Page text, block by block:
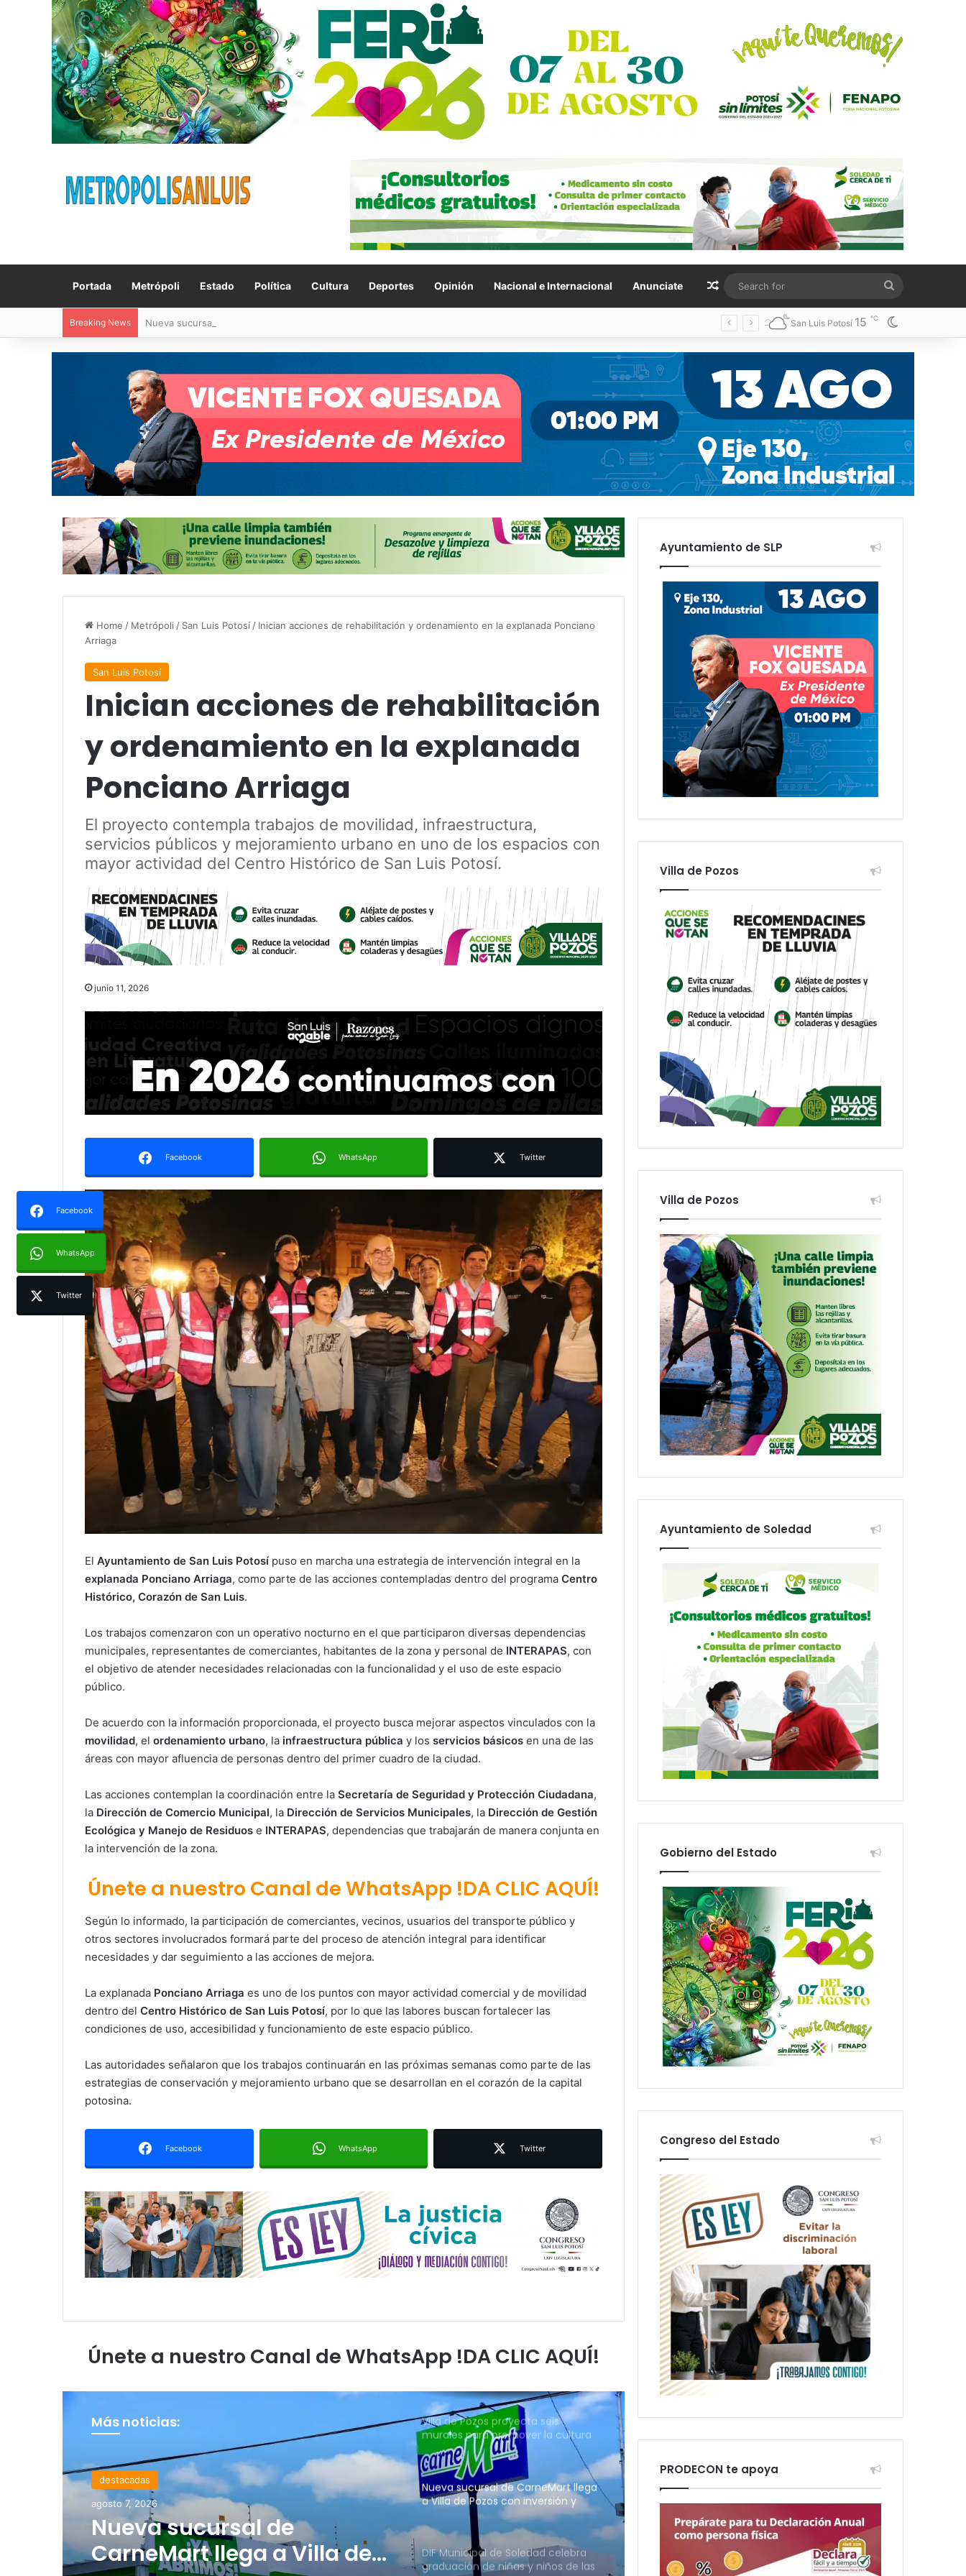
Portada Metrópoli Estado Política Cultura Deportes Opinión Nacional e Internacional Anunciate Random Article
for
Breaking News Nueva sucursal de CarneMart llega a Villa de Pozos con inversión y generación de empleos San Luis Potosí 15 ℃
Home / Metrópoli / San Luis Potosí / Inician acciones de rehabilitación y ordenamiento en la explanada Ponciano
Arriaga
San Luis Potosí
Inician acciones de rehabilitación
y ordenamiento en la explanada
Ponciano Arriaga
El proyecto contempla trabajos de movilidad, infraestructura,
servicios públicos y mejoramiento urbano en uno de los espacios con
mayor actividad del Centro Histórico de San Luis Potosí.
junio 11, 2026
Facebook WhatsApp Twitter
Facebook
WhatsApp
Twitter
El Ayuntamiento de San Luis Potosí puso en marcha una estrategia de intervención integral en la
explanada Ponciano Arriaga, como parte de las acciones contempladas dentro del programa Centro
Histórico, Corazón de San Luis.
Los trabajos comenzaron con un operativo nocturno en el que participaron diversas dependencias
municipales, representantes de comerciantes, habitantes de la zona y personal de INTERAPAS, con
el objetivo de atender necesidades relacionadas con la funcionalidad y el uso de este espacio
público.
De acuerdo con la información proporcionada, el proyecto busca mejorar aspectos vinculados con la
movilidad, el ordenamiento urbano, la infraestructura pública y los servicios básicos en una de las
áreas con mayor afluencia de personas dentro del primer cuadro de la ciudad.
Las acciones contemplan la coordinación entre la Secretaría de Seguridad y Protección Ciudadana,
la Dirección de Comercio Municipal, la Dirección de Servicios Municipales, la Dirección de Gestión
Ecológica y Manejo de Residuos e INTERAPAS, dependencias que trabajarán de manera conjunta en
la intervención de la zona.
Únete a nuestro Canal de WhatsApp !DA CLIC AQUÍ!
Según lo informado, la participación de comerciantes, vecinos, usuarios del transporte público y
otros sectores involucrados formará parte del proceso de atención integral para identificar
necesidades y dar seguimiento a las acciones de mejora.
La explanada Ponciano Arriaga es uno de los puntos con mayor actividad comercial y de movilidad
dentro del Centro Histórico de San Luis Potosí, por lo que las labores buscan fortalecer las
condiciones de uso, accesibilidad y funcionamiento de este espacio público.
Las autoridades señalaron que los trabajos continuarán en las próximas semanas como parte de las
estrategias de conservación y mejoramiento urbano que se desarrollan en el corazón de la capital
potosina.
Facebook WhatsApp Twitter
Únete a nuestro Canal de WhatsApp !DA CLIC AQUÍ!
Más noticias:
destacadas
agosto 7, 2026
Nueva sucursal de
Soledad de Graciano Sánchez
agosto 7, 2026
murales para promover la cultura
de la paz
estancias “Capullito 1 y 2”
Juan Manuel Navarro prepara
Segundo Informe de Resultados del
Ayuntamiento de Soledad
obras en proceso en San Luis Potosí
Villa de Pozos proyecta seis
de la paz
Nueva sucursal de CarneMart llega
a Villa de Pozos con inversión y
generación de empleos
DIF Municipal de Soledad celebra
graduación de niñas y niños de las
estancias “Capullito 1 y 2”
Juan Manuel Navarro prepara
Ayuntamiento de SLP
Villa de Pozos
Villa de Pozos
Ayuntamiento de Soledad
Gobierno del Estado
Congreso del Estado
PRODECON te apoya